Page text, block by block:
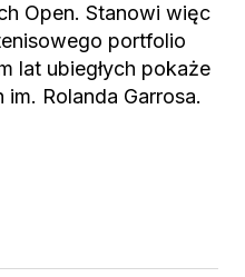
Open. Stanowi więc
portfolio
lat ubiegłych pokaże
Rolanda Garrosa.